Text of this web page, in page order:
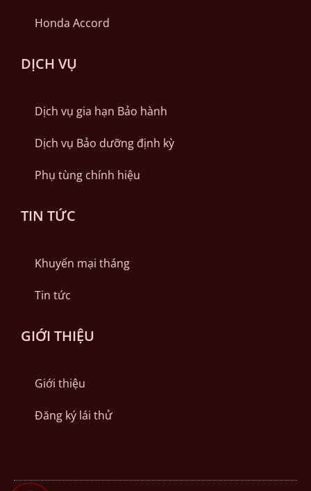
Honda Accord
DỊCH VỤ
Dịch vụ gia hạn Bảo hành
Dịch vụ Bảo dưỡng định kỳ
Phụ tùng chính hiệu
TIN TỨC
Khuyến mại tháng
Tin tức
GIỚI THIỆU
Giới thiệu
Đăng ký lái thử